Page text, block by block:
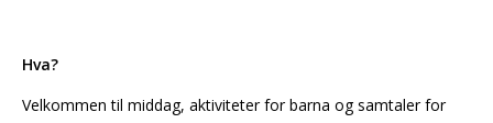
Hva?
Velkommen til middag, aktiviteter for barna og samtaler for